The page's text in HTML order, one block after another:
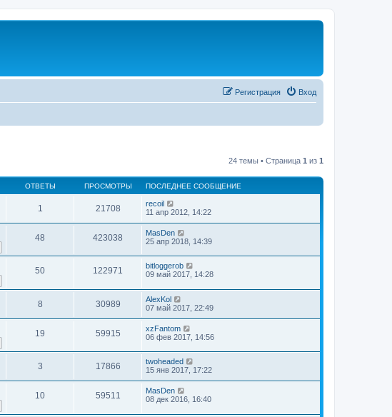
Вход
Регистрация
24 темы • Страница 1 из 1
ОТВЕТЫ ПРОСМОТРЫ ПОСЛЕДНЕЕ СООБЩЕНИЕ
1 21708
recoil
11 апр 2012, 14:22
48 423038
MasDen
25 апр 2018, 14:39
50 122971
bitloggerob
09 май 2017, 14:28
8 30989
AlexKol
07 май 2017, 22:49
19 59915
xzFantom
06 фев 2017, 14:56
3 17866
twoheaded
15 янв 2017, 17:22
10 59511
MasDen
08 дек 2016, 16:40